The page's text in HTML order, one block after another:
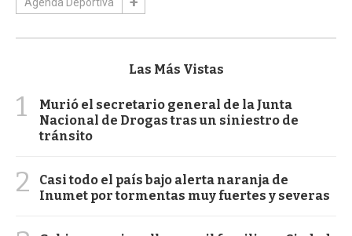
Las Más Vistas
1
Murió el secretario general de la Junta
Nacional de Drogas tras un siniestro de
tránsito
2
Casi todo el país bajo alerta naranja de
Inumet por tormentas muy fuertes y severas